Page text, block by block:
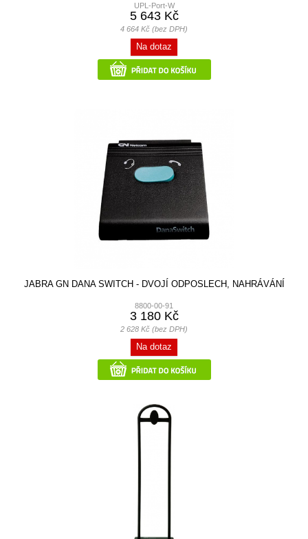
UPL-Port-W
5 643 Kč
4 664 Kč (bez DPH)
Na dotaz
JABRA GN DANA SWITCH - DVOJÍ ODPOSLECH, NAHRÁVÁNÍ
8800-00-91
3 180 Kč
2 628 Kč (bez DPH)
Na dotaz